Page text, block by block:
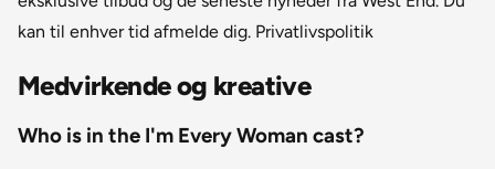
kan til enhver tid afmelde dig. Privatlivspolitik
Medvirkende og kreative
Who is in the I'm Every Woman cast?